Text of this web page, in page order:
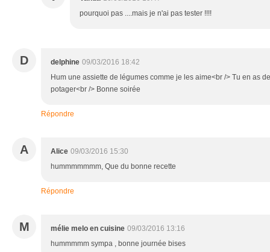
pourquoi pas ....mais je n'ai pas tester !!!!
D delphine 09/03/2016 18:42
Hum une assiette de légumes comme je les aime<br /> Tu en as
potager<br /> Bonne soirée
Répondre
A Alice 09/03/2016 15:30
hummmmmmm, Que du bonne recette
Répondre
M mélie melo en cuisine 09/03/2016 13:16
hummmmm sympa , bonne journée bises